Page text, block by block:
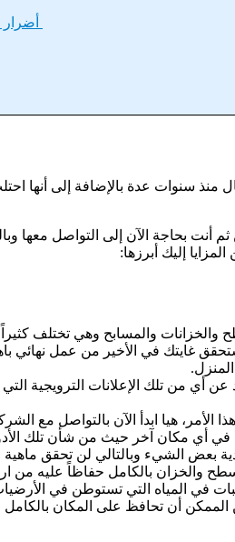
عدة بالإضافة إلى أنها احتلت
أنت بحاجة الآن إلى التواصل معها
إليك أبرزها:
والخزانات والمسابح وهي تختلف
ستحقق غايتك في الأخير من عمل نهائي
أي من تلك الإعلانات الترويجية
هيا ابدأ الآن بالتواصل مع
في أي مكان آخر حيث من شأن تلك
بعض الشيء وبالتالي لن تحقق ماهية
والخزان بالكامل حفاظاً عليه من
في المياه التي تستوطن في
من الممكن أن تحافظ على المكان